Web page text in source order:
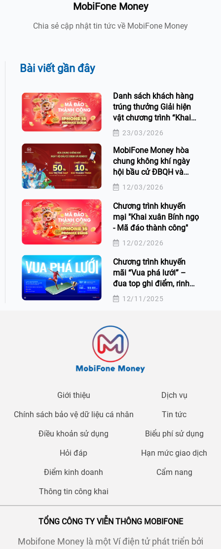
MobiFone Money
Chia sẻ cập nhật tin tức về MobiFone Money
Bài viết gần đây
Danh sách khách hàng
trúng thưởng Giải hiện
vật chương trình “Khai
xuân Bính Ngọ - Mã đáo
dụng MobiFone Money
23/03/2026
MobiFone Money hòa
chung không khí ngày
hội bầu cử ĐBQH và
HĐND các cấp
12/03/2026
Chương trình khuyến
mại "Khai xuân Bính ngọ
- Mã đáo thành công"
12/02/2026
Chương trình khuyến
mãi “Vua phá lưới” –
đua top ghi điểm, rinh
quà cực đã!
12/11/2025
TỔNG CÔNG TY VIỄN THÔNG MOBIFONE
Mobifone Money là một Ví điện tử phát triển bởi
Giới thiệu Dịch vụ
Chính sách bảo vệ dữ liệu cá nhân Tin tức
Điều khoản sử dụng Biểu phí sử dụng
Hỏi đáp Hạn mức giao dịch
Điểm kinh doanh Cẩm nang
Thông tin công khai